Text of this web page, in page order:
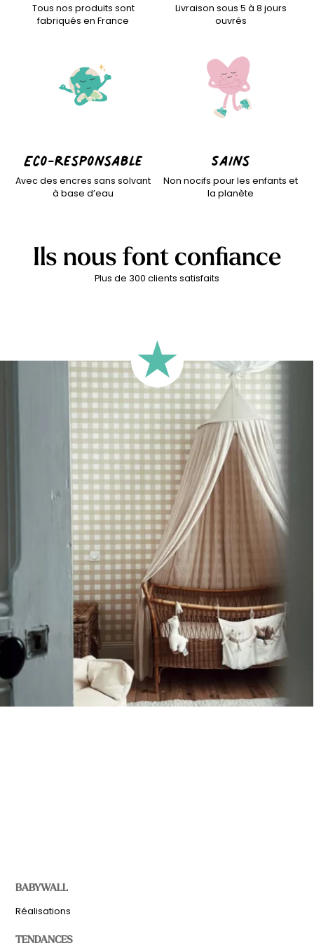
sans solvant. Ces caractéristiques en font une option
dedécoration murale
respectueuse de l’environnement.
également des produits conçus avec soin dans le rxespect
de l’environnement et une grande qualité de papier.
Retrouvez tous nos designs de
papier peint pour
pour davantage de choix.
Tous nos produits sont
fabriqués en France
Livraison sous 5 à 8 jours
ouvrés
Eco-responsable
Avec des encres sans solvant
à base d’eau
Sains
Non nocifs pour les enfants et
la planète
Ils nous font confiance
Plus de 300 clients satisfaits
BABYWALL
Réalisations
TENDANCES